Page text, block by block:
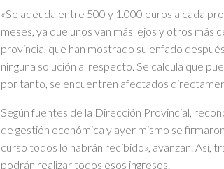
«Se adeuda entre 500 y 1.000 euros a cada
meses, ya que unos van más lejos y otros
provincia, que han mostrado su enfado
ninguna solución al respecto. Se calcula que
por tanto, se encuentren afectados
Según fuentes de la Dirección Provincial,
de gestión económica y ayer mismo se
curso todos lo habrán recibido», avanzan. Así,
podrán realizar todos esos ingresos.